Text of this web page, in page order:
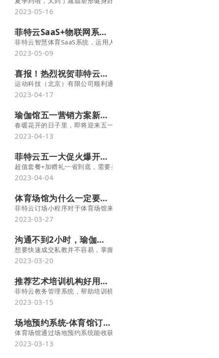
2023-05-16
菲特云SaaS+物联网系统，打造无人值守智慧场馆
菲特云智慧体育SaaS系统，运用人工智能、5G 和云计算等前沿科技
2023-05-09
喜报！热烈祝贺菲特云荣获“国家高新技术企业”认定！
运动科技（北京）有限公司顺利通过了北京市科学技术委员会、北京
2023-04-17
瑜伽馆五一营销方案新鲜出炉！拉新复购全搞定-菲特云
春暖花开的日子里，即将迎来五一黄金周，作为全年营销重要节日之
2023-04-13
菲特云五一大促火爆开启！买系统，超实惠
超值套餐+加赠礼一省到底，需要买系统的老板别错过 !
2023-04-04
体育场馆为什么一定要用预约订场小程序？ -菲特云
菲特云订场小程序对于体育场馆来说就像一个纽带，将线上和线下资
2023-03-27
沟通不到2小时，瑜伽私教成交秘法！-菲特云
想要快速成交私教并不容易，掌握一些谈单技巧，短时间内与客户建
2023-03-20
推荐艺术培训机构好用的教务管理系统
菲特云教务管理系统，帮助培训机构实现招生营销、排课选课、教
2023-03-15
场地预约系统-体育馆订场小程序-菲特云
体育场馆通过场地预约系统能收获多方面的益处，帮助场馆提高工作
2023-03-13